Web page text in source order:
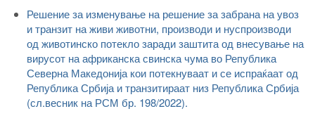
Решение за изменување на решение за забрана на увоз
и транзит на живи животни, производи и нуспроизводи
од животинско потекло заради заштита од внесување на
вирусот на африканска свинска чума во Република
Северна Македонија кои потекнуваат и се испраќаат од
Република Србија и транзитираат низ Република Србија
(сл.весник на РСМ бр. 198/2022).